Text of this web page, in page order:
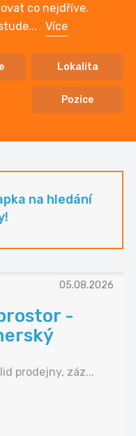
co nejdříve.
... Více
Lokalita
Pozice
na hledání
05.08.2026
-
prodejny, záz...